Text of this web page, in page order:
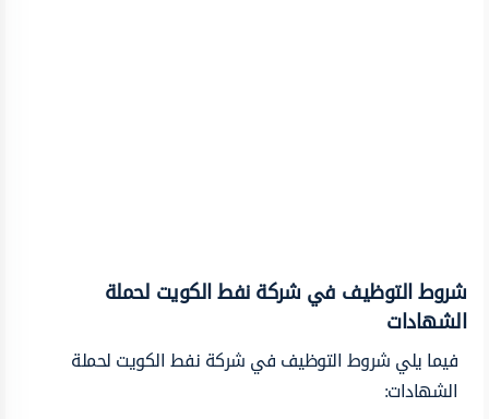
شروط التوظيف في شركة نفط الكويت لحملة
الشهادات
فيما يلي شروط التوظيف في شركة نفط الكويت لحملة
الشهادات: